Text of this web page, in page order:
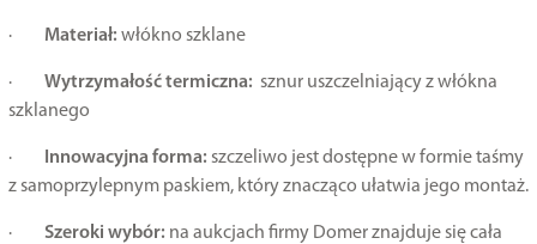
· Materiał: włókno szklane
· Wytrzymałość termiczna: sznur uszczelniający z włókna
szklanego
· Innowacyjna forma: szczeliwo jest dostępne w formie taśmy
z samoprzylepnym paskiem, który znacząco ułatwia jego montaż.
· Szeroki wybór: na aukcjach firmy Domer znajduje się cała